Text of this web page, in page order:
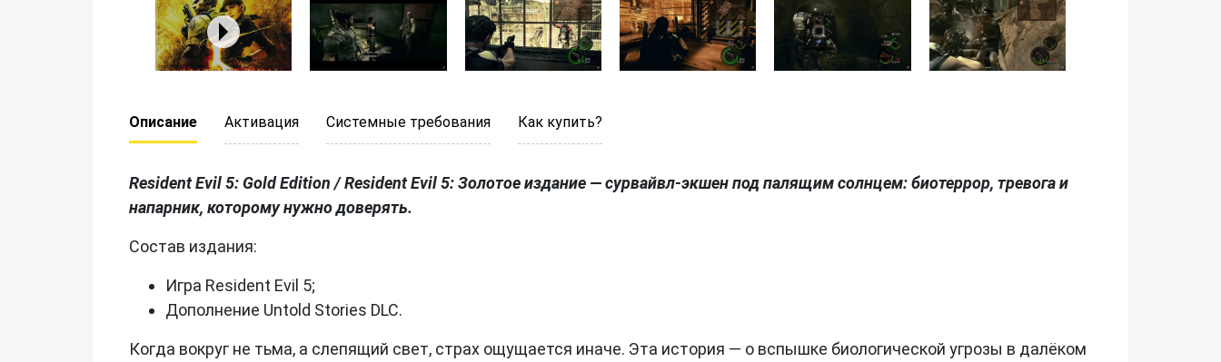
Описание Активация Системные требования Как купить?
Resident Evil 5: Gold Edition / Resident Evil 5: Золотое издание — сурвайвл-экшен под палящим солнцем: биотеррор, тревога и
напарник, которому нужно доверять.
Состав издания:
Игра Resident Evil 5;
Дополнение Untold Stories DLC.
Когда вокруг не тьма, а слепящий свет, страх ощущается иначе. Эта история — о вспышке биологической угрозы в далёком